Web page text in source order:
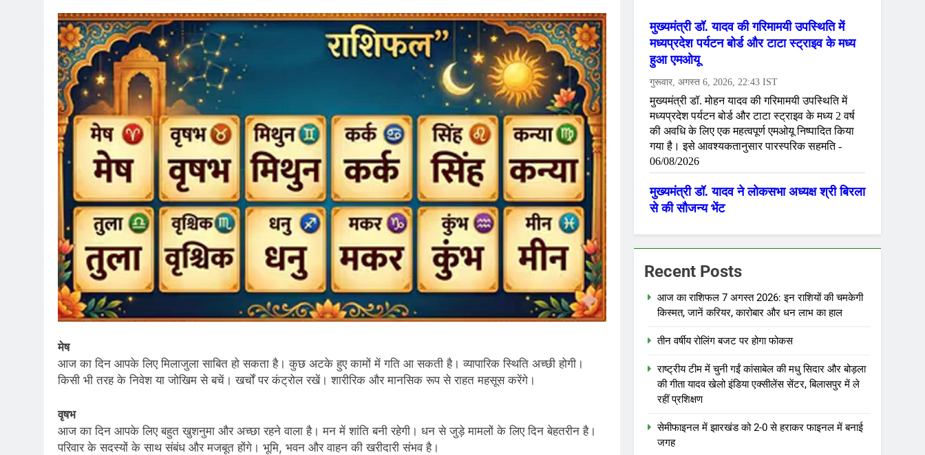
मेष
आज का दिन आपके लिए मिलाजुला साबित हो सकता है। कुछ अटके हुए कामों में गति आ सकती है। व्यापारिक स्थिति अच्छी होगी।
किसी भी तरह के निवेश या जोखिम से बचें। खर्चों पर कंट्रोल रखें। शारीरिक और मानसिक रूप से राहत महसूस करेंगे।
वृषभ
आज का दिन आपके लिए बहुत खुशनुमा और अच्छा रहने वाला है। मन में शांति बनी रहेगी। धन से जुड़े मामलों के लिए दिन बेहतरीन है।
परिवार के सदस्यों के साथ संबंध और मजबूत होंगे। भूमि, भवन और वाहन की खरीदारी संभव है।
Recent Posts
आज का राशिफल 7 अगस्त 2026: इन राशियों की चमकेगी
किस्मत, जानें करियर, कारोबार और धन लाभ का हाल
तीन वर्षीय रोलिंग बजट पर होगा फोकस
राष्ट्रीय टीम में चुनी गईं कांसाबेल की मधु सिदार और बोड़ला
की गीता यादव खेलो इंडिया एक्सीलेंस सेंटर, बिलासपुर में ले
रहीं प्रशिक्षण
सेमीफाइनल में झारखंड को 2-0 से हराकर फाइनल में बनाई
जगह